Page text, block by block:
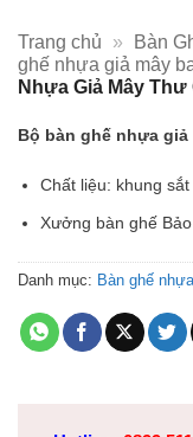
Trang chủ » Bàn
ghế nhựa giả mây
Nhựa Giả Mây Thư
Bộ bàn ghế nhựa giả
Chất liệu: khung
Xưởng bàn ghế Bảo
Danh mục: Bàn ghế